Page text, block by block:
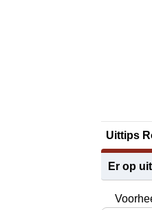
Uittips
Er op